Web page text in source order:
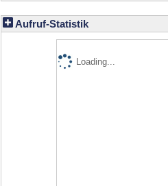
Aufruf-Statistik
Loading...